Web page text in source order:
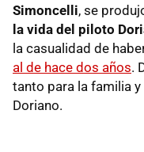
Simoncelli, se
la vida del piloto
la casualidad de
al de hace dos años.
tanto para la familia
Doriano.